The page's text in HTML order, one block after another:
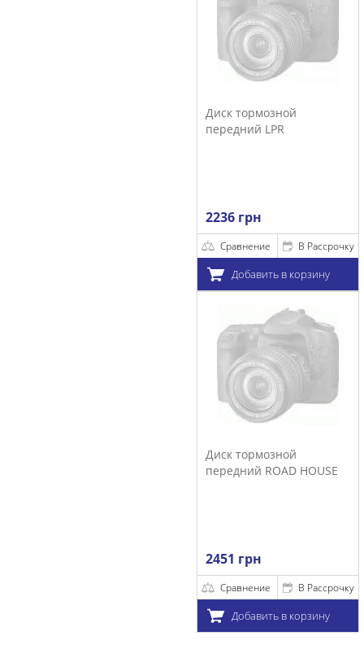
Диск тормозной
передний LPR
2236 грн
Сравнение В Рассрочку
Добавить в корзину
Диск тормозной
передний ROAD HOUSE
2451 грн
Сравнение В Рассрочку
Добавить в корзину